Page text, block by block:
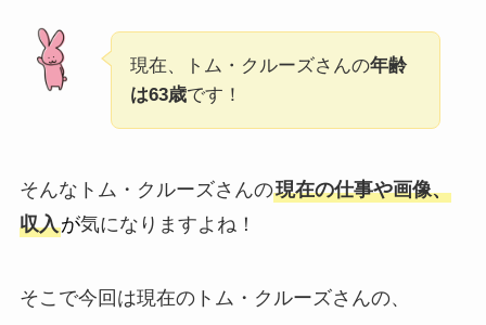
現在、トム・クルーズさんの年齢
は63歳です！
そんなトム・クルーズさんの現在の仕事や画像、
収入が気になりますよね！
そこで今回は現在のトム・クルーズさんの、